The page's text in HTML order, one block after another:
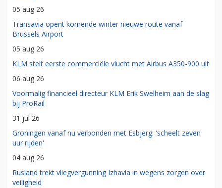
05 aug 26
Transavia opent komende winter nieuwe route vanaf
Brussels Airport
05 aug 26
KLM stelt eerste commerciële vlucht met Airbus A350-900 uit
06 aug 26
Voormalig financieel directeur KLM Erik Swelheim aan de slag
bij ProRail
31 jul 26
Groningen vanaf nu verbonden met Esbjerg: 'scheelt zeven
uur rijden'
04 aug 26
Rusland trekt vliegvergunning Izhavia in wegens zorgen over
veiligheid